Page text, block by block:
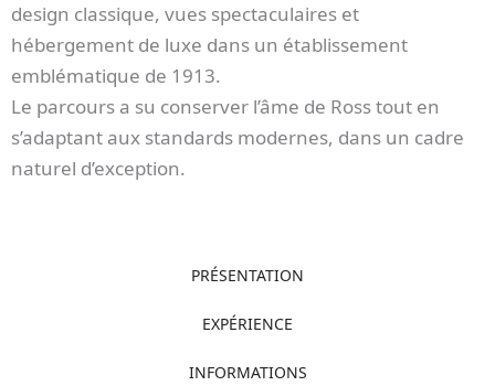
design classique, vues spectaculaires et
hébergement de luxe dans un établissement
emblématique de 1913.
Le parcours a su conserver l’âme de Ross tout en
s’adaptant aux standards modernes, dans un cadre
naturel d’exception.
PRÉSENTATION
EXPÉRIENCE
INFORMATIONS